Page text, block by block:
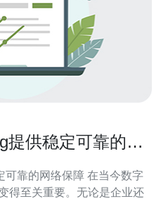
提供稳定可靠的网
络保障 在当今数字
得至关重要。无论是企业还